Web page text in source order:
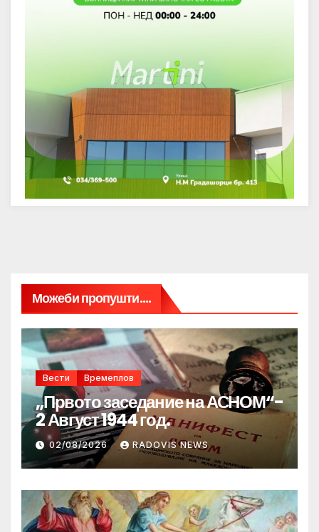
Можеби пропушти....
Вести Времеплов
„Првото заседание на АСНОМ“-
2 Август 1944 год.
02/08/2026 RADOVIS NEWS